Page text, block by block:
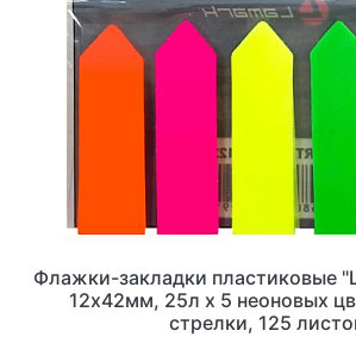
Флажки-закладки пластиковые
12x42мм, 25л х 5 неоновых
стрелки, 125